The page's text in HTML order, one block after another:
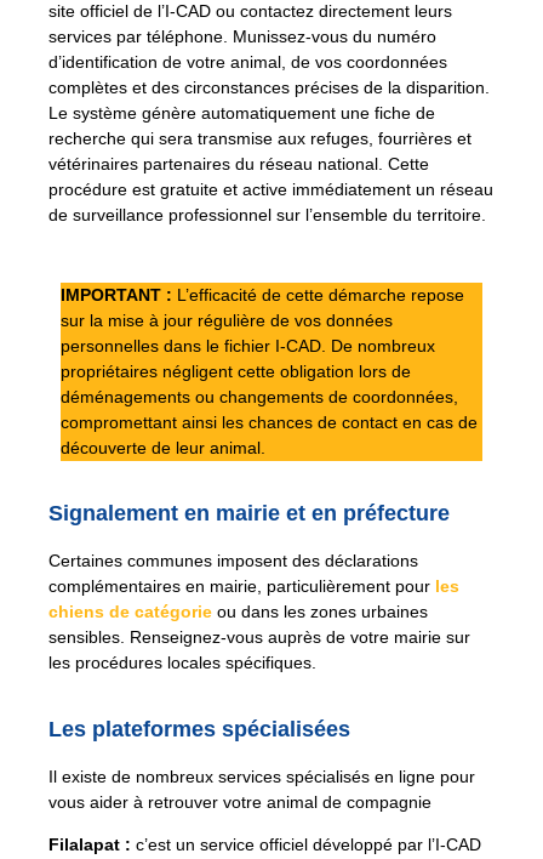
site officiel de l’I-CAD ou contactez directement leurs
services par téléphone. Munissez-vous du numéro
d’identification de votre animal, de vos coordonnées
complètes et des circonstances précises de la disparition.
Le système génère automatiquement une fiche de
recherche qui sera transmise aux refuges, fourrières et
vétérinaires partenaires du réseau national. Cette
procédure est gratuite et active immédiatement un réseau
de surveillance professionnel sur l’ensemble du territoire.
IMPORTANT : L’efficacité de cette démarche repose
sur la mise à jour régulière de vos données
personnelles dans le fichier I-CAD. De nombreux
propriétaires négligent cette obligation lors de
déménagements ou changements de coordonnées,
compromettant ainsi les chances de contact en cas de
découverte de leur animal.
Signalement en mairie et en préfecture
Certaines communes imposent des déclarations
complémentaires en mairie, particulièrement pour les
chiens de catégorie ou dans les zones urbaines
sensibles. Renseignez-vous auprès de votre mairie sur
les procédures locales spécifiques.
Les plateformes spécialisées
Il existe de nombreux services spécialisés en ligne pour
vous aider à retrouver votre animal de compagnie
Filalapat : c’est un service officiel développé par l’I-CAD